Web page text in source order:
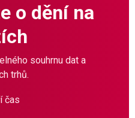
o dění na
souhrnu dat a
trhů.
čas